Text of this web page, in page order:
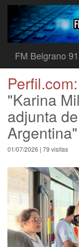
FM Belgrano
Perfil.com:
"Karina
adjunta
Argentina"
01/07/2026 | 79 visitas